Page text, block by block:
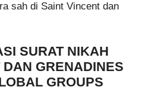
sah di Saint Vincent dan
SURAT NIKAH
GRENADINES
GROUPS